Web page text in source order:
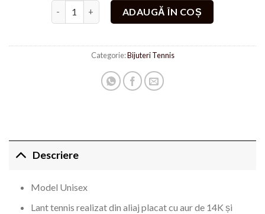
Cantitate Colier Tennis Auriu
ADAUGĂ ÎN COȘ
Categorie:Bijuteri Tennis
Descriere
Model Unisex
Lant tennis realizat din aliaj placat cu aur de 14K și